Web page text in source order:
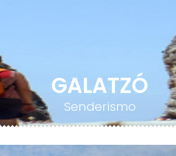
GALATZÓ
Senderismo